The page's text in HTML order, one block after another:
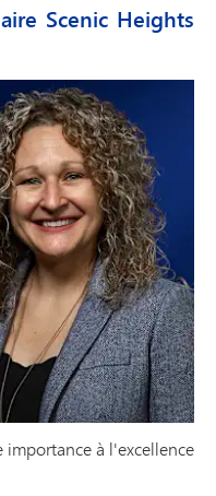
Scenic Heights
à l'excellence